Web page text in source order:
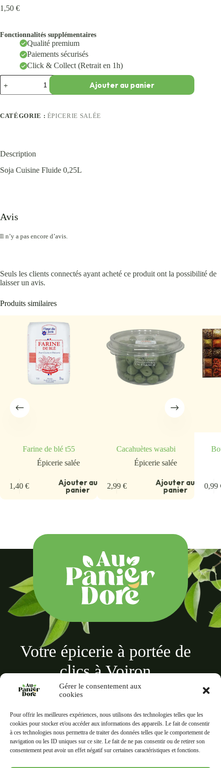
Gérer le consentement aux
cookies
Pour offrir les meilleures expériences, nous utilisons des technologies telles que les
cookies pour stocker et/ou accéder aux informations des appareils. Le fait de consentir
à ces technologies nous permettra de traiter des données telles que le comportement de
navigation ou les ID uniques sur ce site. Le fait de ne pas consentir ou de retirer son
consentement peut avoir un effet négatif sur certaines caractéristiques et fonctions.
1,50 €
Fonctionnalités supplémentaires
Qualité premium
Paiements sécurisés
Click & Collect (Retrait en 1h)
Ajouter au panier
CATÉGORIE : ÉPICERIE SALÉE
Description
Soja Cuisine Fluide 0,25L
Avis
Il n’y a pas encore d’avis.
Seuls les clients connectés ayant acheté ce produit ont la possibilité de
laisser un avis.
Produits similaires
Farine de blé t55
Épicerie salée
1,40€ Ajouter au
panier
Cacahuètes wasabi
Épicerie salée
2,99 € Ajouter au
panier 0,99
Votre épicerie à portée de
clics à Voiron
Au panier doré
18 Rue des Terreaux, 38500 Voiron